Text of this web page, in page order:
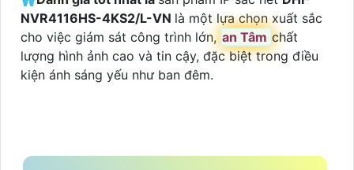
NVR4116HS-4KS2/L-VN là một lựa chọn xuất sắc
cho việc giám sát công trình lớn, an Tâm chất
lượng hình ảnh cao và tin cậy, đặc biệt trong điều
kiện ánh sáng yếu như ban đêm.